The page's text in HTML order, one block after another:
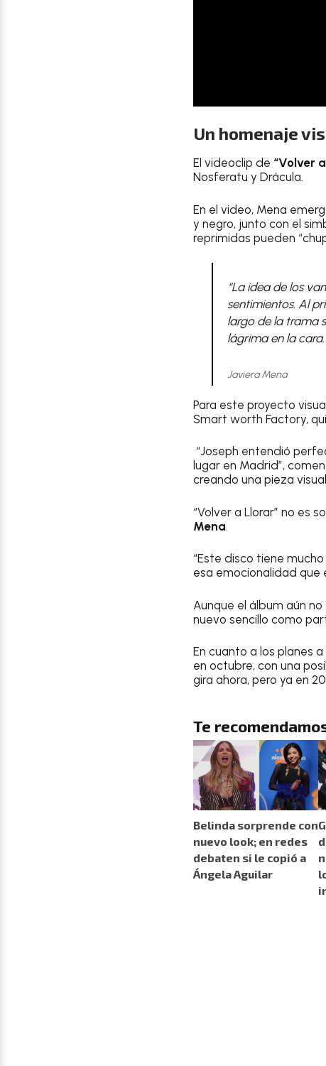
Un homenaje
El videoclip de “Volver
Nosferatu y Drácula.
En el video, Mena
y negro, junto con el
reprimidas pueden
“La idea de los
sentimientos. Al
largo de la trama
lágrima en la
Javiera Mena
Para este proyecto
Smart worth Factory,
“Joseph entendió
lugar en Madrid”,
creando una pieza
“Volver a Llorar” no es
Mena.
“Este disco tiene
esa emocionalidad que
Aunque el álbum aún
nuevo sencillo como
En cuanto a los planes
en octubre, con una
gira ahora, pero ya en
Te
Belinda sorprende con
nuevo look; en redes
debaten si le copió a
Ángela Aguilar